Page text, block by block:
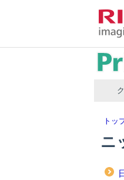
トッ
ニ